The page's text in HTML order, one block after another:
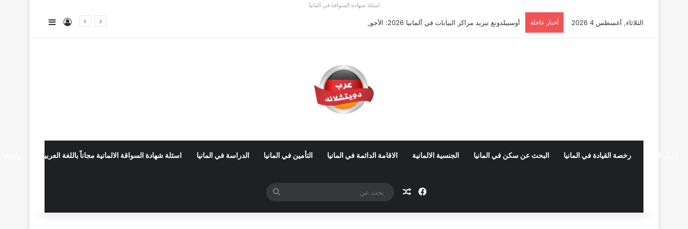
اسئلة شهادة السواقة في المانيا
الثلاثاء, أغسطس 4 2026 أخبار عاجلة أوسبيلدونغ تبريد مراكز البيانات في ألمانيا 2026: الأجور والشروط تسجيل الدخول
رخصة القيادة في المانيا البحث عن سكن في المانيا الجنسية الالمانية الاقامة الدائمة في المانيا التأمين في المانيا الدراسة في المانيا اسئلة شهادة السواقة الالمانية مجاناً باللغة العربية
فيسبوكمقال عشوائي